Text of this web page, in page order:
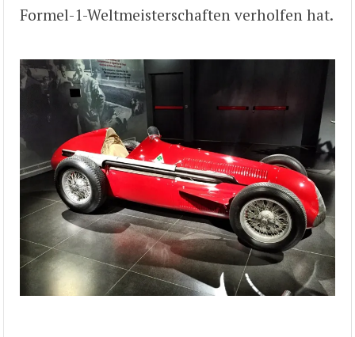
Formel-1-Weltmeisterschaften verholfen hat.